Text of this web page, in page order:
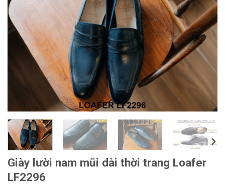
Giày lười nam mũi dài thời trang Loafer
LF2296